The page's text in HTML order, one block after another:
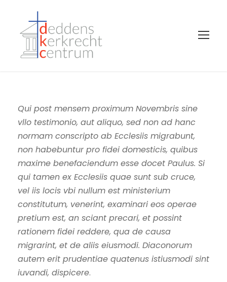
Qui post mensem proximum Novembris sine
vllo testimonio, aut aliquo, sed non ad hanc
normam conscripto ab Ecclesiis migrabunt,
non habebuntur pro fidei domesticis, quibus
maxime benefaciendum esse docet Paulus. Si
qui tamen ex Ecclesiis quae sunt sub cruce,
vel iis locis vbi nullum est ministerium
constitutum, venerint, examinari eos operae
pretium est, an sciant precari, et possint
rationem fidei reddere, qua de causa
migrarint, et de aliis eiusmodi. Diaconorum
autem erit prudentiae quatenus istiusmodi sint
iuvandi, dispicere.